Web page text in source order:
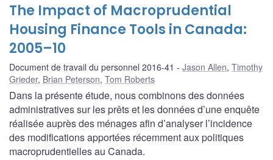
The Impact of Macroprudential
Housing Finance Tools in Canada:
2005–10
Document de travail du personnel 2016-41 Jason Allen, Timothy
Grieder, Brian Peterson, Tom Roberts
Dans la présente étude, nous combinons des données
administratives sur les prêts et les données d’une enquête
réalisée auprès des ménages afin d’analyser l’incidence
des modifications apportées récemment aux politiques
macroprudentielles au Canada.